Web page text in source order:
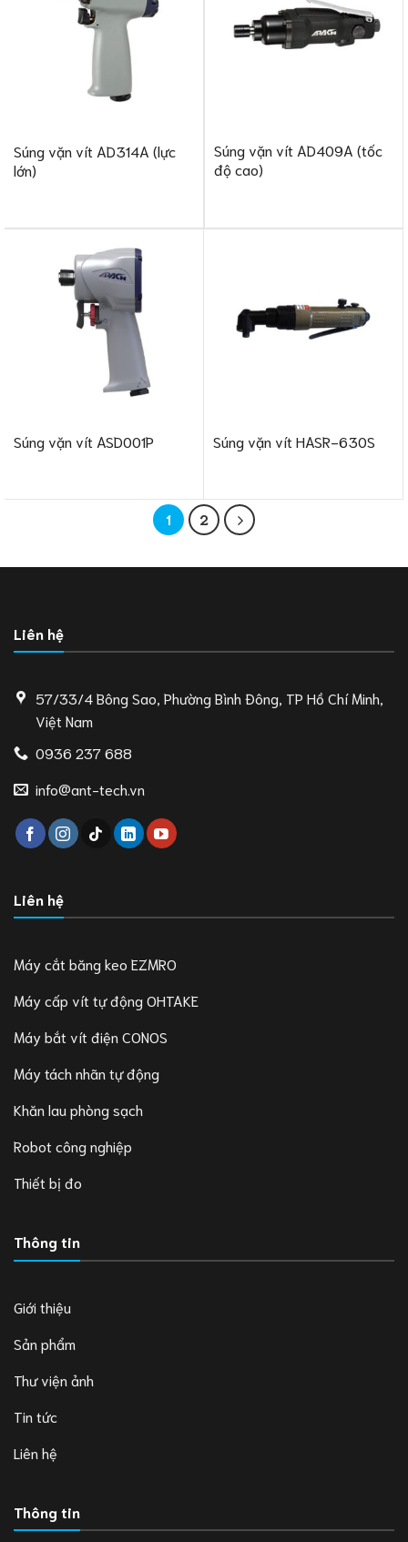
Súng vặn vít AD314A (lực
lớn)
Súng vặn vít AD409A (tốc
độ cao)
Súng vặn vít ASD001P Súng vặn vít HASR-630S
1 2
Liên hệ
57/33/4 Bông Sao, Phường Bình Đông, TP Hồ Chí Minh,
Việt Nam
0936 237 688
info@ant-tech.vn
Liên hệ
Máy cắt băng keo EZMRO
Máy cấp vít tự động OHTAKE
Máy bắt vít điện CONOS
Máy tách nhãn tự động
Khăn lau phòng sạch
Robot công nghiệp
Thiết bị đo
Thông tin
Giới thiệu
Sản phẩm
Thư viện ảnh
Tin tức
Liên hệ
Thông tin